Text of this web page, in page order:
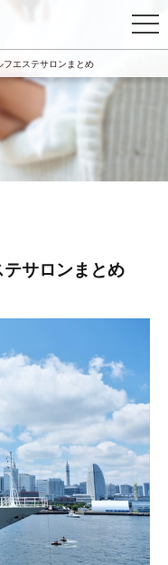
フエステサロンまとめ
サロンまとめ